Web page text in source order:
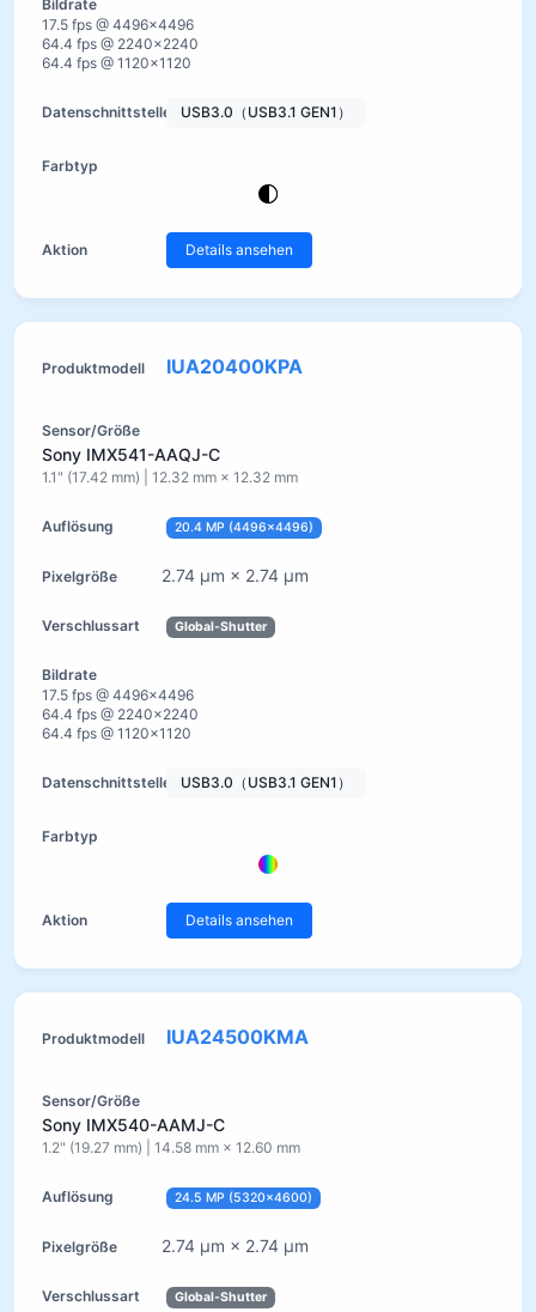
17.5 fps @ 4496×4496
64.4 fps @ 2240×2240
64.4 fps @ 1120×1120
USB3.0（USB3.1 GEN1）
Details ansehen
IUA20400KPA
Sony IMX541-AAQJ-C
1.1" (17.42 mm) | 12.32 mm × 12.32 mm
20.4 MP (4496×4496)
2.74 µm × 2.74 µm
Global-Shutter
17.5 fps @ 4496×4496
64.4 fps @ 2240×2240
64.4 fps @ 1120×1120
USB3.0（USB3.1 GEN1）
Details ansehen
IUA24500KMA
Sony IMX540-AAMJ-C
1.2" (19.27 mm) | 14.58 mm × 12.60 mm
24.5 MP (5320×4600)
2.74 µm × 2.74 µm
Global-Shutter